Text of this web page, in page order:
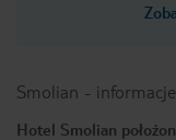
Smolian - informacje
Hotel Smolian